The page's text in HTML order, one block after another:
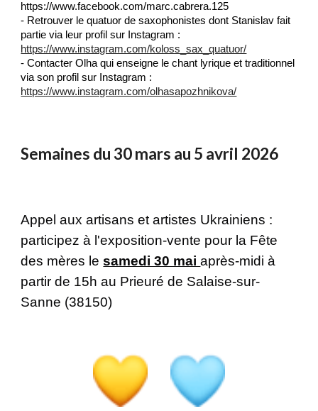
https://www.facebook.com/marc.cabrera.125
- Retrouver le quatuor de saxophonistes dont Stanislav fait
partie via leur profil sur Instagram :
https://www.instagram.com/koloss_sax_quatuor/
- Contacter Olha qui enseigne le chant lyrique et traditionnel
via son profil sur Instagram :
https://www.instagram.com/olhasapozhnikova/
Semaines du 30 mars au 5 avril 2026
Appel aux artisans et artistes Ukrainiens :
participez à l'exposition-vente pour la Fête
des mères le samedi 30 maiaprès-midi à
partir de 15h au Prieuré de Salaise-sur-
Sanne (38150)